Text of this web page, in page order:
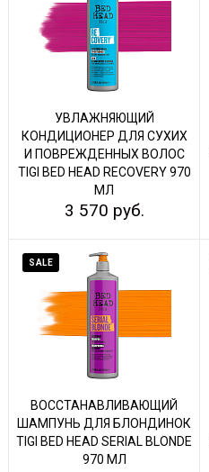
УВЛАЖНЯЮЩИЙ
КОНДИЦИОНЕР ДЛЯ СУХИХ
И ПОВРЕЖДЕННЫХ ВОЛОС
TIGI BED HEAD RECOVERY 970
МЛ
3 570 руб.
SALE
ВОССТАНАВЛИВАЮЩИЙ
ШАМПУНЬ ДЛЯ БЛОНДИНОК
TIGI BED HEAD SERIAL BLONDE
970 МЛ